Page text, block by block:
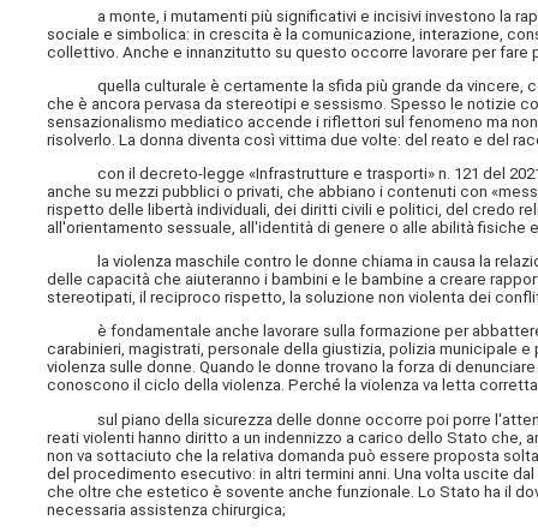
a monte, i mutamenti più significativi e incisivi investono la
sociale e simbolica: in crescita è la comunicazione, interazione,
collettivo. Anche e innanzitutto su questo occorre lavorare per fare
quella culturale è certamente la sfida più grande da vincere,
che è ancora pervasa da stereotipi e sessismo. Spesso le notizie
sensazionalismo mediatico accende i riflettori sul fenomeno ma
risolverlo. La donna diventa così vittima due volte: del reato e del
con il decreto-legge «Infrastrutture e trasporti» n. 121 del 2021,
anche su mezzi pubblici o privati, che abbiano i contenuti con
rispetto delle libertà individuali, dei diritti civili e politici, del credo
all'orientamento sessuale, all'identità di genere o alle abilità fisiche
la violenza maschile contro le donne chiama in causa la
delle capacità che aiuteranno i bambini e le bambine a creare
stereotipati, il reciproco rispetto, la soluzione non violenta dei
è fondamentale anche lavorare sulla formazione per abbattere
carabinieri, magistrati, personale della giustizia, polizia municipale
violenza sulle donne. Quando le donne trovano la forza di
conoscono il ciclo della violenza. Perché la violenza va letta
sul piano della sicurezza delle donne occorre poi porre
reati violenti hanno diritto a un indennizzo a carico dello Stato che,
non va sottaciuto che la relativa domanda può essere proposta
del procedimento esecutivo: in altri termini anni. Una volta uscite
che oltre che estetico è sovente anche funzionale. Lo Stato ha il
necessaria assistenza chirurgica;